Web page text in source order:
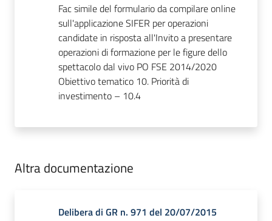
Fac simile del formulario da compilare online
sull'applicazione SIFER per operazioni
candidate in risposta all'Invito a presentare
operazioni di formazione per le figure dello
spettacolo dal vivo PO FSE 2014/2020
Obiettivo tematico 10. Priorità di
investimento – 10.4
Altra documentazione
Delibera di GR n. 971 del 20/07/2015